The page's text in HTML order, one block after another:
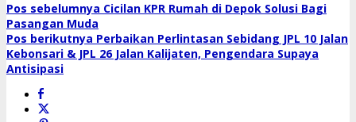
Pos sebelumnya Cicilan KPR Rumah di Depok Solusi Bagi
Pasangan Muda
Pos berikutnya Perbaikan Perlintasan Sebidang JPL 10 Jalan
Kebonsari & JPL 26 Jalan Kalijaten, Pengendara Supaya
Antisipasi